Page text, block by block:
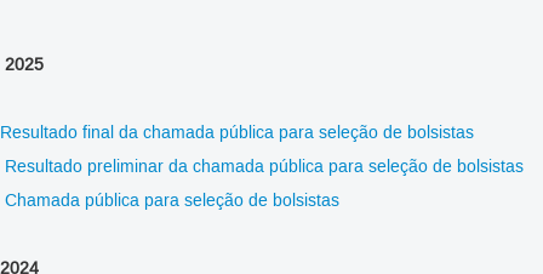
2025
Resultado final da chamada pública para seleção de bolsistas
Resultado preliminar da chamada pública para seleção de bolsistas
Chamada pública para seleção de bolsistas
2024